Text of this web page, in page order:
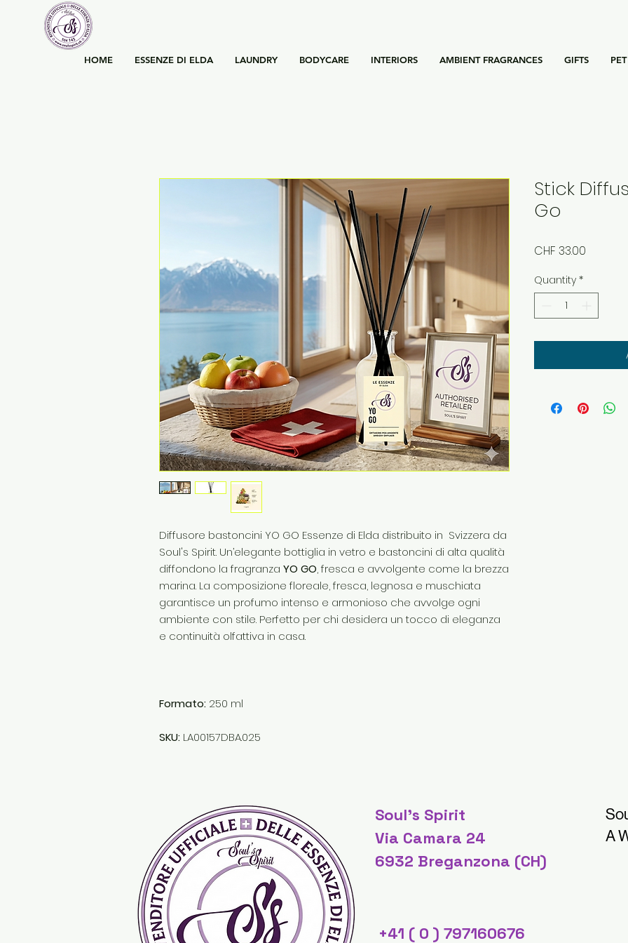
HOME ESSENZE DI ELDA LAUNDRY BODYCARE INTERIORS AMBIENT FRAGRANCES GIFTS PET
Diffusore bastoncini YO GO Essenze di Elda distribuito in Svizzera da
Soul's Spirit. Un’elegante bottiglia in vetro e bastoncini di alta qualità
diffondono la fragranza YO GO, fresca e avvolgente come la brezza
marina. La composizione floreale, fresca, legnosa e muschiata
garantisce un profumo intenso e armonioso che avvolge ogni
ambiente con stile. Perfetto per chi desidera un tocco di eleganza
e continuità olfattiva in casa.
Formato: 250 ml
SKU: LA00157DBA.025
Stick
Go
CHF 33.00
Quantity *
Soul's Spirit
Via Camara 24
6932 Breganzona (CH)
A
+41 ( 0 ) 797160676